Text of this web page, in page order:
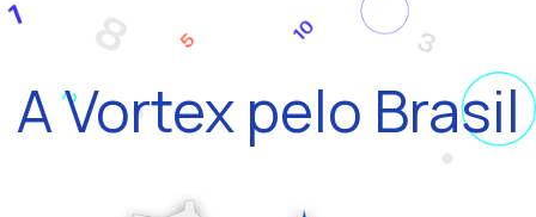
A Vortex pelo Brasil